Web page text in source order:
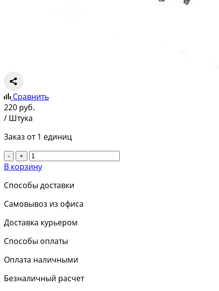
Сравнить
220 руб.
/ Штука
Заказ от 1 единиц
- +
В корзину
Способы доставки
Самовывоз из офиса
Доставка курьером
Способы оплаты
Оплата наличными
Безналичный расчет